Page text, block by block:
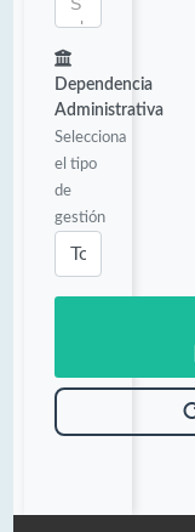
Dependencia
Administrativa
Selecciona
el tipo
de
gestión